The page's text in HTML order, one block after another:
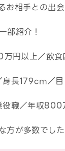
お相手との出
部紹介！
円以上／飲食
長179cm／
職／年収800
方が多数でした